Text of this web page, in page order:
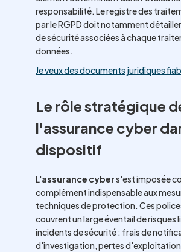
responsabilité. Le registre des
par le RGPD doit notamment
de sécurité associées à chaque
données.
Je veux des documents juridiques
Le rôle stratégique
l'assurance cyber
dispositif
L'assurance cybers'est imposée
complément indispensable aux
techniques de protection. Ces
couvrent un large éventail de risques
incidents de sécurité : frais de
d'investigation, pertes